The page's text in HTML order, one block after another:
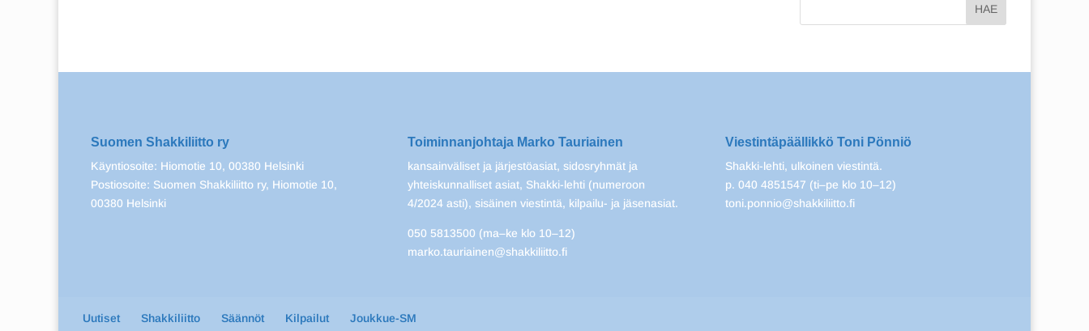
Suomen Shakkiliitto ry
Käyntiosoite: Hiomotie 10, 00380 Helsinki
Postiosoite: Suomen Shakkiliitto ry, Hiomotie 10,
00380 Helsinki
Toiminnanjohtaja Marko Tauriainen
kansainväliset ja järjestöasiat, sidosryhmät ja
yhteiskunnalliset asiat, Shakki-lehti (numeroon
4/2024 asti), sisäinen viestintä, kilpailu- ja jäsenasiat.
050 5813500 (ma–ke klo 10–12)
marko.tauriainen@shakkiliitto.fi
Viestintäpäällikkö Toni Pönniö
Shakki-lehti, ulkoinen viestintä.
p. 040 4851547 (ti–pe klo 10–12)
toni.ponnio@shakkiliitto.fi
Uutiset Shakkiliitto Säännöt Kilpailut Joukkue-SM